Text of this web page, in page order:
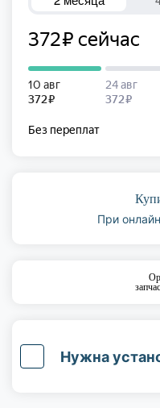
При
Нужна